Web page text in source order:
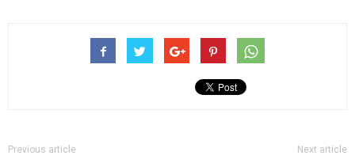
Previous article Next article